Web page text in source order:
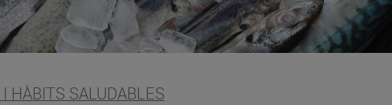
HÀBITS SALUDABLES